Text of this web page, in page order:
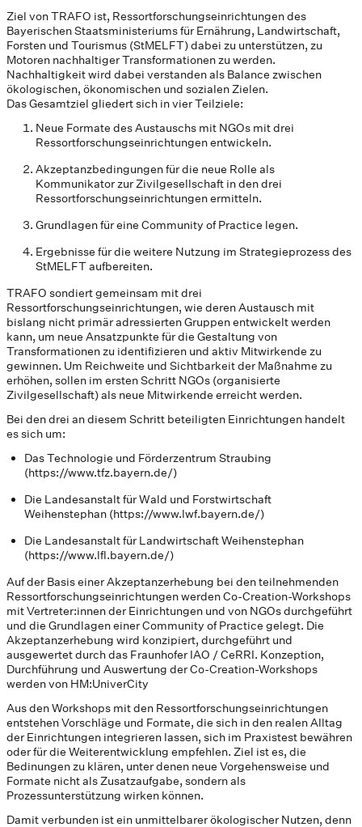
Ziel von TRAFO ist, Ressortforschungseinrichtungen des
Bayerischen Staatsministeriums für Ernährung, Landwirtschaft,
Forsten und Tourismus (StMELFT) dabei zu unterstützen, zu
Motoren nachhaltiger Transformationen zu werden.
Nachhaltigkeit wird dabei verstanden als Balance zwischen
ökologischen, ökonomischen und sozialen Zielen.
Das Gesamtziel gliedert sich in vier Teilziele:
Neue Formate des Austauschs mit NGOs mit drei
Ressortforschungseinrichtungen entwickeln.
Akzeptanzbedingungen für die neue Rolle als
Kommunikator zur Zivilgesellschaft in den drei
Ressortforschungseinrichtungen ermitteln.
Grundlagen für eine Community of Practice legen.
Ergebnisse für die weitere Nutzung im Strategieprozess des
StMELFT aufbereiten.
TRAFO sondiert gemeinsam mit drei
Ressortforschungseinrichtungen, wie deren Austausch mit
bislang nicht primär adressierten Gruppen entwickelt werden
kann, um neue Ansatzpunkte für die Gestaltung von
Transformationen zu identifizieren und aktiv Mitwirkende zu
gewinnen. Um Reichweite und Sichtbarkeit der Maßnahme zu
erhöhen, sollen im ersten Schritt NGOs (organisierte
Zivilgesellschaft) als neue Mitwirkende erreicht werden.
Bei den drei an diesem Schritt beteiligten Einrichtungen handelt
es sich um:
Das Technologie und Förderzentrum Straubing
(https://www.tfz.bayern.de/)
Die Landesanstalt für Wald und Forstwirtschaft
Weihenstephan (https://www.lwf.bayern.de/)
Die Landesanstalt für Landwirtschaft Weihenstephan
(https://www.lfl.bayern.de/)
Auf der Basis einer Akzeptanzerhebung bei den teilnehmenden
Ressortforschungseinrichtungen werden Co-Creation-Workshops
mit Vertreter:innen der Einrichtungen und von NGOs durchgeführt
und die Grundlagen einer Community of Practice gelegt. Die
Akzeptanzerhebung wird konzipiert, durchgeführt und
ausgewertet durch das Fraunhofer IAO / CeRRI. Konzeption,
Durchführung und Auswertung der Co-Creation-Workshops
werden von HM:UniverCity
Aus den Workshops mit den Ressortforschungseinrichtungen
entstehen Vorschläge und Formate, die sich in den realen Alltag
der Einrichtungen integrieren lassen, sich im Praxistest bewähren
oder für die Weiterentwicklung empfehlen. Ziel ist es, die
Bedinungen zu klären, unter denen neue Vorgehensweise und
Formate nicht als Zusatzaufgabe, sondern als
Prozessunterstützung wirken können.
Damit verbunden ist ein unmittelbarer ökologischer Nutzen, denn